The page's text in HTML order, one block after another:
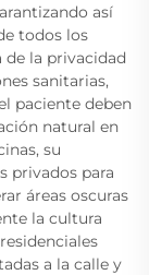
así
todos los
de la privacidad
sanitarias,
paciente deben
natural en
su
privados para
áreas oscuras
la cultura
a la calle y